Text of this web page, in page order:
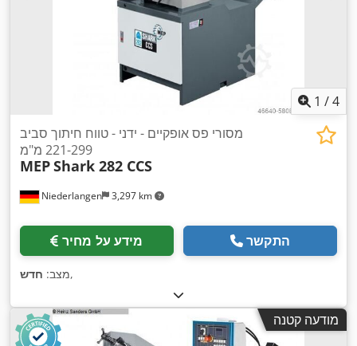
1 /4
Niederlangen 3,297 km
מסורי פס אופקיים - ידני - טווח חיתוך סביב
221-299 מ"מ
MEPShark 282 CCS
מידע על מחיר התקשר
מצב: חדש ,
מודעה קטנה